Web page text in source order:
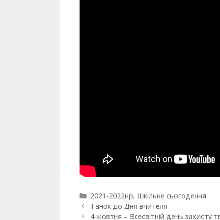
2021-2022нр, Шкільне сьогодення
Танок до Дня вчителя
4 жовтня – Всесвітній день захисту